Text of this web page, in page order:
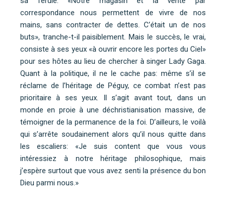
correspondance nous permettent de vivre de nos
mains, sans contracter de dettes. C’était un de nos
buts», tranche-t-il paisiblement. Mais le succès, le vrai,
consiste à ses yeux «à ouvrir encore les portes du Ciel»
pour ses hôtes au lieu de chercher à singer Lady Gaga.
Quant à la politique, il ne le cache pas: même s’il se
réclame de l’héritage de Péguy, ce combat n’est pas
prioritaire à ses yeux. Il s’agit avant tout, dans un
monde en proie à une déchristianisation massive, de
témoigner de la permanence de la foi. D’ailleurs, le voilà
qui s’arrête soudainement alors qu’il nous quitte dans
les escaliers: «Je suis content que vous vous
intéressiez à notre héritage philosophique, mais
j’espère surtout que vous avez senti la présence du bon
Dieu parmi nous.»